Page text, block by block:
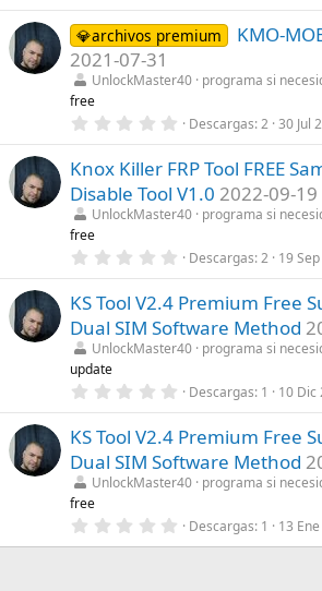
l
l
a
s
)
0
0
e
t
l
(
s
)
💎archivos premium
KMO-
2021-07-31
UnlockMaster40 programa si
free
0
0
0
e
s
t
l
(
s
)
Descargas 2 30 Jul
Knox Killer FRP Tool FREE
Disable Tool V1.0 2022-09-19
UnlockMaster40 programa si
free
0
0
0
e
s
t
l
(
s
)
Descargas 2 19
KS Tool V2.4 Premium Free
Dual SIM Software Method
UnlockMaster40 programa si
update
0
0
0
e
s
t
l
Descargas 1 10 Dic
KS Tool V2.4 Premium Free
Dual SIM Software Method
UnlockMaster40 programa si
free
0
0
Descargas 1 13